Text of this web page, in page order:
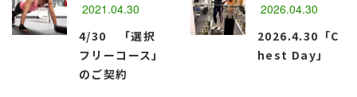
2021.04.30
4/30 「選択
フリーコース」
のご契約
2026.04.30
2026.4.30「C
hest Day」